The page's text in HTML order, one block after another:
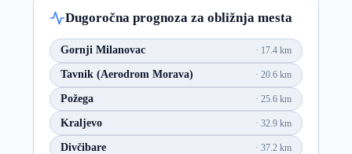
Dugoročna prognoza za obližnja mesta
Gornji Milanovac 17.4 km
Tavnik (Aerodrom Morava) 20.6 km
Požega 25.6 km
Kraljevo 32.9 km
Divčibare 37.2 km